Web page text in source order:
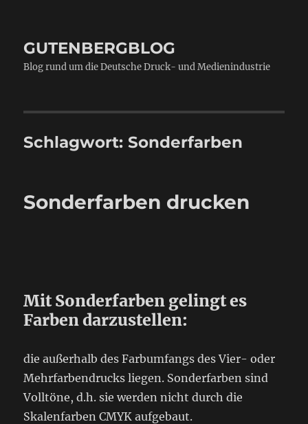
GUTENBERGBLOG
Blog rund um die Deutsche Druck- und Medienindustrie
Schlagwort:Sonderfarben
Sonderfarben drucken
Mit Sonderfarben gelingt es
Farben darzustellen:
die außerhalb des Farbumfangs des Vier- oder
Mehrfarbendrucks liegen. Sonderfarben sind
Volltöne, d.h. sie werden nicht durch die
Skalenfarben CMYK aufgebaut.